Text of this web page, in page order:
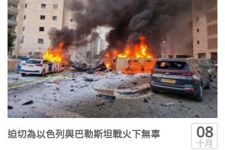
迫切為以色列與巴勒斯坦戰火下無辜 08
十月